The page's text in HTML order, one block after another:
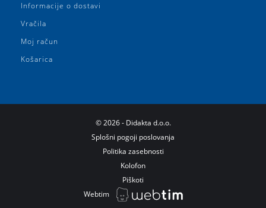
Informacije o dostavi
Vračila
Moj račun
Košarica
© 2026 - Didakta d.o.o.
Splošni pogoji poslovanja
Politika zasebnosti
Kolofon
Piškoti
Webtim